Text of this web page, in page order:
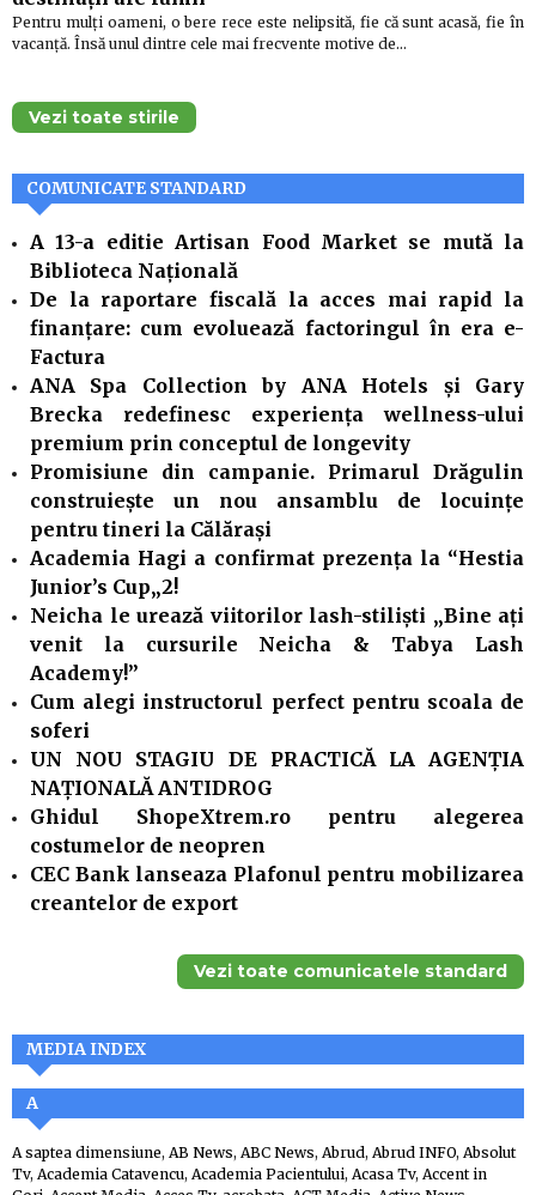
Pentru mulți oameni, o bere rece este nelipsită, fie că sunt acasă, fie în
vacanță. Însă unul dintre cele mai frecvente motive de…
Vezi toate stirile
COMUNICATE STANDARD
A 13-a editie Artisan Food Market se mută la
Biblioteca Națională
De la raportare fiscală la acces mai rapid la
finanțare: cum evoluează factoringul în era e-
Factura
ANA Spa Collection by ANA Hotels și Gary
Brecka redefinesc experiența wellness-ului
premium prin conceptul de longevity
Promisiune din campanie. Primarul Drăgulin
construiește un nou ansamblu de locuințe
pentru tineri la Călărași
Academia Hagi a confirmat prezența la “Hestia
Junior’s Cup„2!
Neicha le urează viitorilor lash-stiliști „Bine ați
venit la cursurile Neicha & Tabya Lash
Academy!”
Cum alegi instructorul perfect pentru scoala de
soferi
UN NOU STAGIU DE PRACTICĂ LA AGENŢIA
NAŢIONALĂ ANTIDROG
Ghidul ShopeXtrem.ro pentru alegerea
costumelor de neopren
CEC Bank lanseaza Plafonul pentru mobilizarea
creantelor de export
Vezi toate comunicatele standard
MEDIA INDEX
A
A saptea dimensiune, AB News, ABC News, Abrud, Abrud INFO, Absolut
Tv, Academia Catavencu, Academia Pacientului, Acasa Tv, Accent in